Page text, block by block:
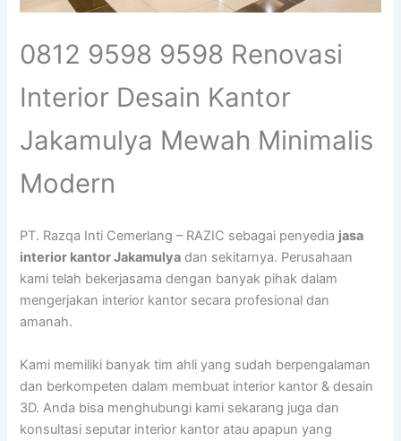
0812 9598 9598 Renovasi
Interior Desain Kantor
Jakamulya Mewah Minimalis
Modern
PT. Razqa Inti Cemerlang – RAZIC sebagai penyedia jasa
interior kantor Jakamulya dan sekitarnya. Perusahaan
kami telah bekerjasama dengan banyak pihak dalam
mengerjakan interior kantor secara profesional dan
amanah.
Kami memiliki banyak tim ahli yang sudah berpengalaman
dan berkompeten dalam membuat interior kantor & desain
3D. Anda bisa menghubungi kami sekarang juga dan
konsultasi seputar interior kantor atau apapun yang